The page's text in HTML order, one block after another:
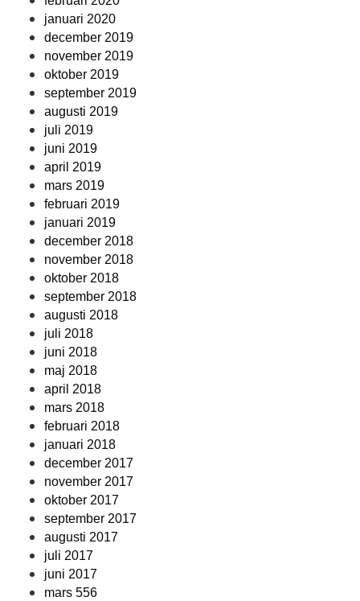
januari 2020
december 2019
november 2019
oktober 2019
september 2019
augusti 2019
juli 2019
juni 2019
april 2019
mars 2019
februari 2019
januari 2019
december 2018
november 2018
oktober 2018
september 2018
augusti 2018
juli 2018
juni 2018
maj 2018
april 2018
mars 2018
februari 2018
januari 2018
december 2017
november 2017
oktober 2017
september 2017
augusti 2017
juli 2017
juni 2017
mars 556